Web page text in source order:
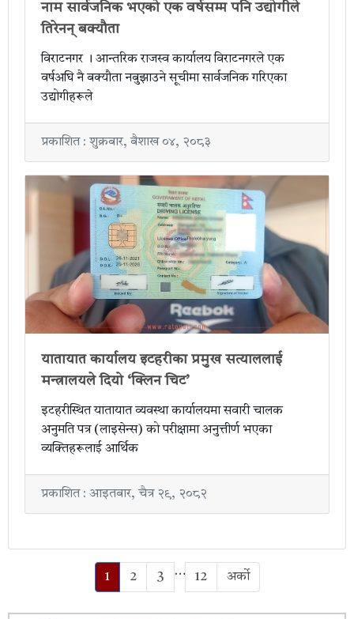
नाम सार्वजनिक भएको एक वर्षसम्म पनि उद्योगीले
तिरेनन् बक्यौता
विराटनगर । आन्तरिक राजस्व कार्यालय विराटनगरले एक
वर्षअघि नै बक्यौता नबुझाउने सूचीमा सार्वजनिक गरिएका
उद्योगीहरूले
प्रकाशित : शुक्रबार, बैशाख ०४, २०८३
यातायात कार्यालय इटहरीका प्रमुख सत्याललाई
मन्त्रालयले दियो ‘क्लिन चिट’
इटहरीस्थित यातायात व्यवस्था कार्यालयमा सवारी चालक
अनुमति पत्र (लाइसेन्स) को परीक्षामा अनुत्तीर्ण भएका
व्यक्तिहरूलाई आर्थिक
प्रकाशित : आइतबार, चैत्र २९, २०८२
1 2 3 … 12 अर्को